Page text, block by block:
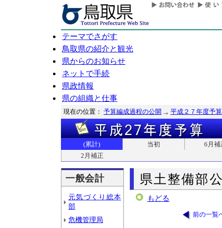
テーマでさがす
鳥取県の紹介と観光
県からのお知らせ
ネットで手続
県政情報
県の組織と仕事
現在の位置： 予算編成過程の公開 平成２７年度予算
(累計) 当初
6月補
2月補正
一般会計
元気づくり総本
部
危機管理局
県土整備部
もどる
前の一覧